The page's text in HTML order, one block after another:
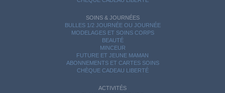
SOINS & JOURNÉES
BULLES 1/2 JOURNÉE OU JOURNÉE
MODELAGES ET SOINS CORPS
BEAUTÉ
MINCEUR
FUTURE ET JEUNE MAMAN
ABONNEMENTS ET CARTES SOINS
CHÈQUE CADEAU LIBERTÉ
ACTIVITÉS